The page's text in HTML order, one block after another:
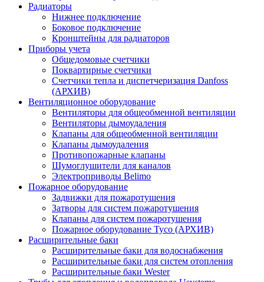
Радиаторы
Нижнее подключение
Боковое подключение
Кронштейны для радиаторов
Приборы учета
Общедомовые счетчики
Поквартирные счетчики
Счетчики тепла и диспетчеризация Danfoss
(АРХИВ)
Вентиляционное оборудование
Вентиляторы для общеобменной вентиляции
Вентиляторы дымоудаления
Клапаны для общеобменной вентиляции
Клапаны дымоудаления
Противопожарные клапаны
Шумоглушители для каналов
Электроприводы Belimo
Пожарное оборудование
Задвижки для пожаротушения
Затворы для систем пожаротушения
Клапаны для систем пожаротушения
Пожарное оборудование Tyco (АРХИВ)
Расширительные баки
Расширительные баки для водоснабжения
Расширительные баки для систем отопления
Расширительные баки Wester